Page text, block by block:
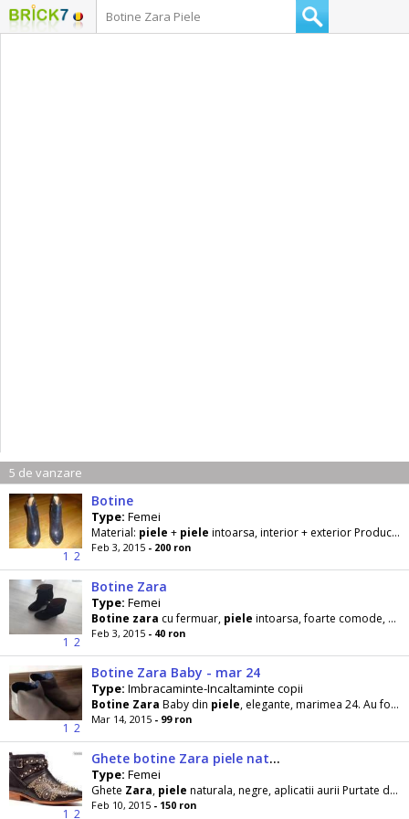
5 de vanzare
1 2
Botine
Type: Femei
Material: piele + piele intoarsa, interior + exterior Producator:
Feb 3, 2015 - 200 ron
1 2
Botine Zara
Type: Femei
Botine zara cu fermuar, piele intoarsa, foarte comode, merg pe fusta blugi pantaloni, se curata
Feb 3, 2015 - 40 ron
1 2
Botine Zara Baby - mar 24
Type: Imbracaminte-Incaltaminte copii
Botine Zara Baby din piele, elegante, marimea 24. Au fost purtate de 2- 3 ori.
Mar 14, 2015 - 99 ron
1 2
Ghete botine Zara piele naturala cu tinte ca noi
Type: Femei
Ghete Zara, piele naturala, negre, aplicatii aurii Purtate de vreo 2 ori, arata
Feb 10, 2015 - 150 ron